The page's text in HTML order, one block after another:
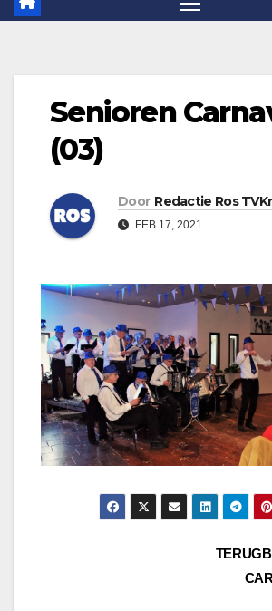
Senioren
(03)
Door Redactie Ros
FEB 17, 2021